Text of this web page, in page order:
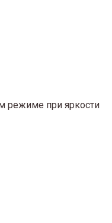
режиме при яркости